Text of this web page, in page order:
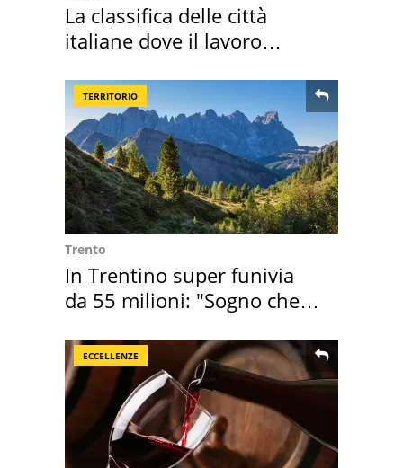
La classifica delle città
italiane dove il lavoro
TERRITORIO
Trento
In Trentino super funivia
da 55 milioni: "Sogno che si
ECCELLENZE